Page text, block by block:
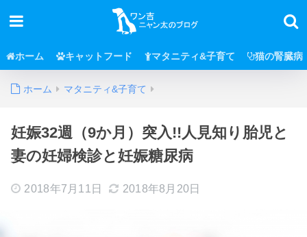
ホーム キャットフード マタニティ&子育て 猫の腎臓病
ホーム マタニティ&子育て
妊娠32週（9か月）突入!!人見知り胎児と
妻の妊婦検診と妊娠糖尿病
2018年7月11日 2018年8月20日